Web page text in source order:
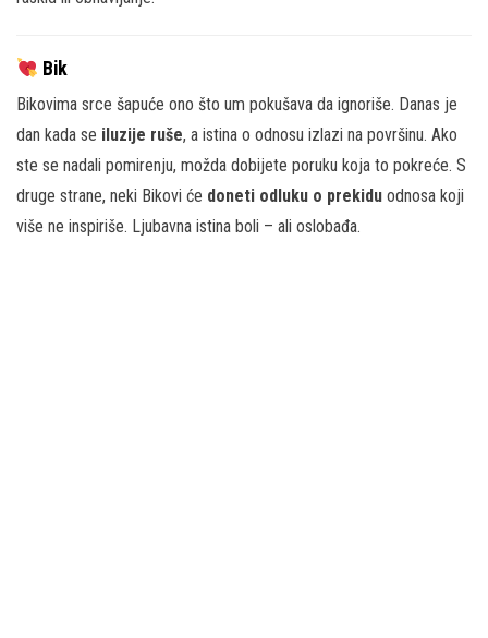
Bik
Bikovima srce šapuće ono što um pokušava da ignoriše. Danas je
dan kada se iluzije ruše, a istina o odnosu izlazi na površinu. Ako
ste se nadali pomirenju, možda dobijete poruku koja to pokreće. S
druge strane, neki Bikovi će doneti odluku o prekidu odnosa koji
više ne inspiriše. Ljubavna istina boli – ali oslobađa.